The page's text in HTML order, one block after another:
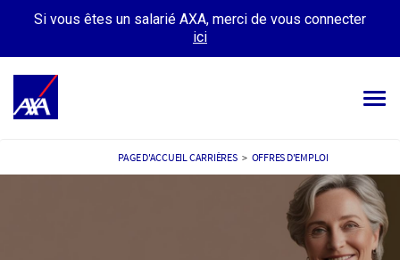
Si vous êtes un salarié AXA, merci de vous connecter
ici
PAGE D'ACCUEIL CARRIÈRES > OFFRES D'EMPLOI